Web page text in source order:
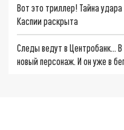
Вот это триллер! Тайна
Каспии раскрыта
Следы ведут в Центробанк…
новый персонаж. И он уже в